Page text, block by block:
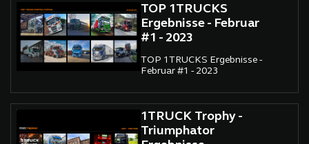
TOP 1TRUCKS
Ergebnisse - Februar
#1 - 2023
TOP 1TRUCKS Ergebnisse -
Februar #1 - 2023
1TRUCK Trophy -
Triumphator